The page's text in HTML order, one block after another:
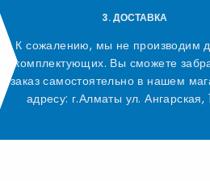
3. ДОСТАВКА
К сожалению, мы не производим
комплектующих. Вы сможете
заказ самостоятельно в нашем
адресу: г.Алматы ул. Ангарская,